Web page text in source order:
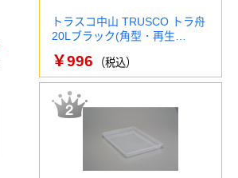
トラスコ中山 TRUSCO トラ舟
20Lブラック(角型・再生…
￥996 （税込）